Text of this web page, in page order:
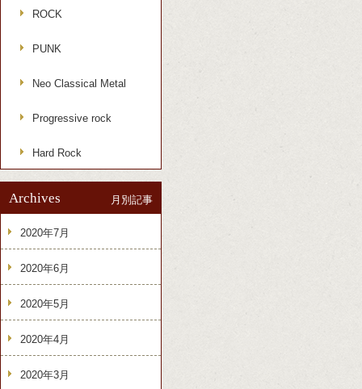
ROCK
PUNK
Neo Classical Metal
Progressive rock
Hard Rock
Archives 月別記事
2020年7月
2020年6月
2020年5月
2020年4月
2020年3月